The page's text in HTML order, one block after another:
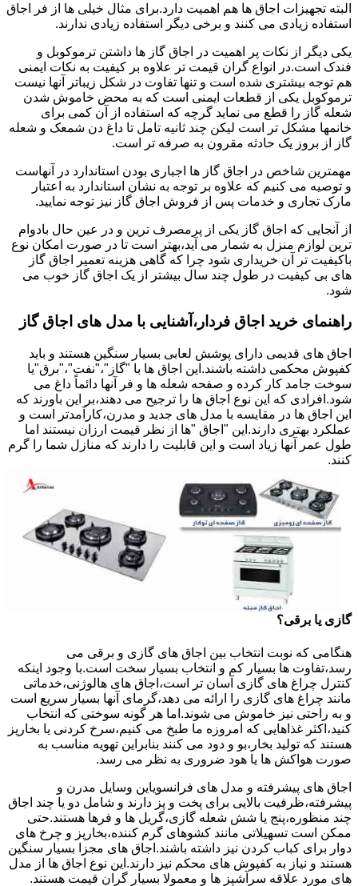
البته تجهیزات اجاق ها هم اهمیت دارد.برای مثال خیلی ها از فر اجاق
استفاده زیادی می کنند و برخی دیگر استفاده زیادی ندارند.
یکی دیگر از نکات پر اهمیت در اجاق گاز ها داشتن ترموکوبل و
فندک است.در انواع گران قیمت تر علاوه بر کیفیت به نکات ایمنی
هم توجه بیشتری شده است و تنها تفاوت در شکل زیباتر آنها نیست
ترموکوبل یکی از قطعات ایمنی است که به محض خاموش شدن
شعله گاز را قطع می نماید گرچه که استفاده از آن کمی برای
خانمها مشکل تر است لیکن چند ثانیه تامل تا داغ دن شمعک و شعله
گاز از بروز یک حادثه مقرون به صرفه تر است.
مهمترین شاخص در اجاق گاز ها اجباری بودن استاندارد در آنهاست
و توصیه می کنیم که علاوه بر توجه به نشان استاندارد به اعتبار
مارک تجاری و خدمات پس از فروش اجاق گاز نیز توجه نمایید.
از آنجایی که اجاق گاز یکی از پرمصرف ترین و در عین حال بادوام
ترین لوازم منزل به شمار می آید،بهتر است تا در صورت امکان نوع
باکیفیت تر آن خریداری شود چرا که گاهی هزینه تعمیر اجاق گاز
های بی کیفیت در طول چند سال بیشتر از یک اجاق گاز خوب می
شود.
راهنمای خرید اجاق فردار،آشنایی با مدل های اجاق گاز
اجاق های قدیمی دارای پوشش لعابی بسیار سنگین هستند و باید
کفپوش محکمی داشته باشند.این اجاق ها با "گاز"،"نفت"،"برق"یا
سوخت جامد کار کرده و صفحه شعله ها و فر آنها دائماً داغ می
شود.افرادی که این نوع اجاق ها را ترجیح می دهند،بر این باورند که
این اجاق ها در مقایسه با مدل های جدید و مدرن،کارآمدتر است و
عملکرد بهتری دارند.این "اجاق "ها از نظر قیمت ارزان نیستند اما
طول عمر آنها زیاد است و این قابلیت را دارند که منازل شما را گرم
کنند.
گازی یا برقی؟
هنگامی که نوبت انتخاب بین اجاق های گازی و برقی می
رسد،تفاوت ها بسیار کم و انتخاب بسیار سخت است.با وجود اینکه
کنترل چراغ های گازی آسان تر است،اجاق های هالوژنی،خدماتی
مانند چراغ های گازی را ارائه می دهد،گرمای آنها بسیار سریع است
و به راحتی نیز خاموش می شوند.اما هر گونه سوختی که انتخاب
کنید،اکثر غذاهایی که امروزه ما طبخ می کنیم،سرخ کردنی یا بخارپز
هستند که تولید بخار،بو و دود می کنند بنابراین تهویه مناسب به
صورت هواکش ها یا هود ضروری به نظر می رسد.
اجاق های پیشرفته و مدل های فرانسویاین وسایل مدرن و
پیشرفته،ظرفیت بالایی برای پخت و پز دارند و شامل دو یا چند اجاق
چند منظوره،پنج یا شش شعله گازی،گریل ها و فرها هستند.حتی
ممکن است تسهیلاتی مانند کشوهای گرم کننده،بخارپز و چرخ های
دوار برای کباب کردن نیز داشته باشند.اجاق های مجزا بسیار سنگین
هستند و نیاز به کفپوش های محکم نیز دارند.این نوع اجاق ها از مدل
های مورد علاقه سرآشپز ها و معمولا بسیار گران قیمت هستند.